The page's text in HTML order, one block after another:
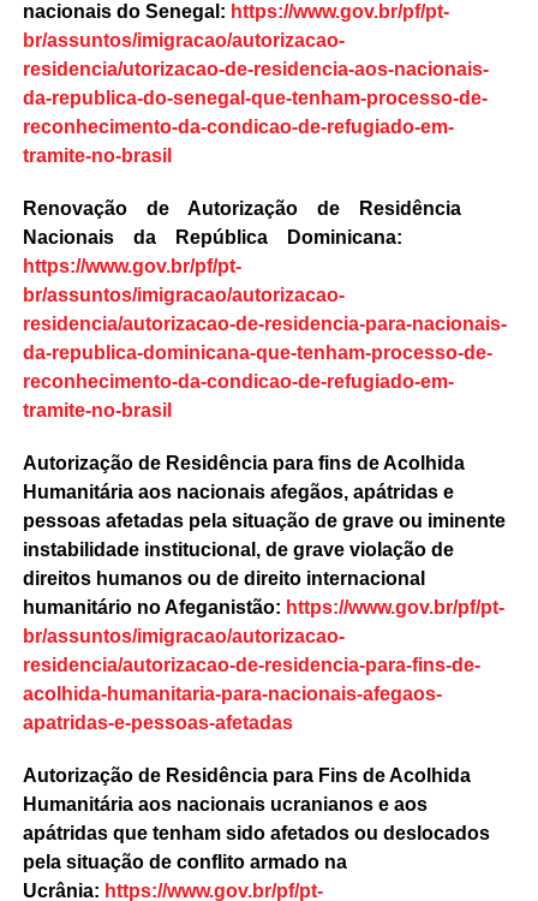
nacionais do Senegal: https://www.gov.br/pf/pt-
br/assuntos/imigracao/autorizacao-
residencia/utorizacao-de-residencia-aos-nacionais-
da-republica-do-senegal-que-tenham-processo-de-
reconhecimento-da-condicao-de-refugiado-em-
tramite-no-brasil
Renovação de Autorização de Residência
Nacionais da República Dominicana:
https://www.gov.br/pf/pt-
br/assuntos/imigracao/autorizacao-
residencia/autorizacao-de-residencia-para-nacionais-
da-republica-dominicana-que-tenham-processo-de-
reconhecimento-da-condicao-de-refugiado-em-
tramite-no-brasil
Autorização de Residência para fins de Acolhida
Humanitária aos nacionais afegãos, apátridas e
pessoas afetadas pela situação de grave ou iminente
instabilidade institucional, de grave violação de
direitos humanos ou de direito internacional
humanitário no Afeganistão: https://www.gov.br/pf/pt-
br/assuntos/imigracao/autorizacao-
residencia/autorizacao-de-residencia-para-fins-de-
acolhida-humanitaria-para-nacionais-afegaos-
apatridas-e-pessoas-afetadas
Autorização de Residência para Fins de Acolhida
Humanitária aos nacionais ucranianos e aos
apátridas que tenham sido afetados ou deslocados
pela situação de conflito armado na
Ucrânia: https://www.gov.br/pf/pt-